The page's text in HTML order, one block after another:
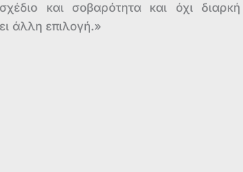
και σοβαρότητα και όχι διαρκή
άλλη επιλογή.»